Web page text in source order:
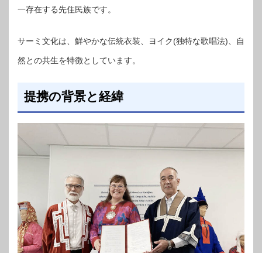
一存在する先住民族です。
サーミ文化は、鮮やかな伝統衣装、ヨイク(独特な歌唱法)、自
然との共生を特徴としています。
提携の背景と経緯